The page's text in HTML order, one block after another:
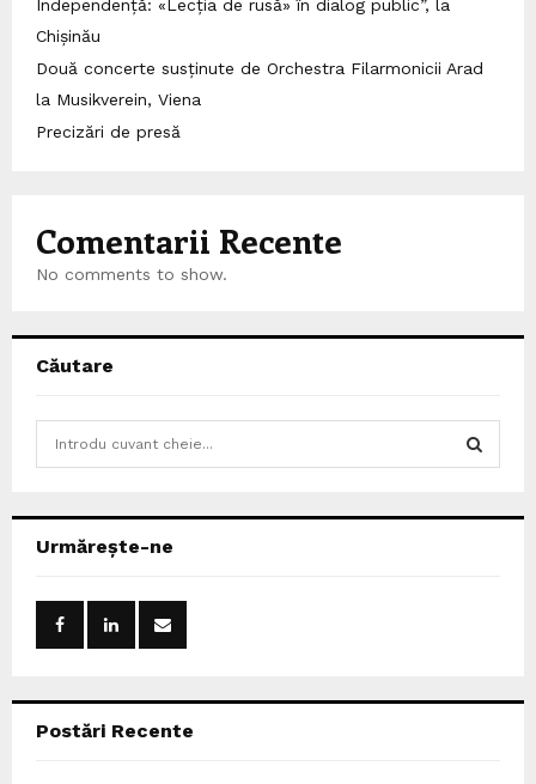
Independență: «Lecția de rusă» în dialog public”, la
Chișinău
Două concerte susținute de Orchestra Filarmonicii Arad
la Musikverein, Viena
Precizări de presă
Comentarii Recente
No comments to show.
Căutare
h
Urmărește-ne
Postări Recente